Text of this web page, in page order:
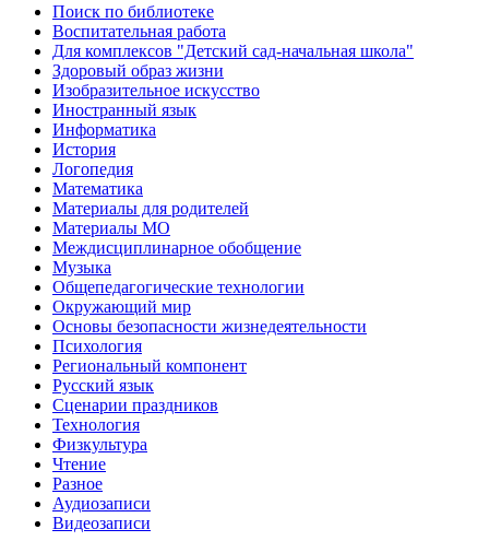
Поиск по библиотеке
Воспитательная работа
Для комплексов "Детский сад-начальная школа"
Здоровый образ жизни
Изобразительное искусство
Иностранный язык
Информатика
История
Логопедия
Математика
Материалы для родителей
Материалы МО
Междисциплинарное обобщение
Музыка
Общепедагогические технологии
Окружающий мир
Основы безопасности жизнедеятельности
Психология
Региональный компонент
Русский язык
Сценарии праздников
Технология
Физкультура
Чтение
Разное
Аудиозаписи
Видеозаписи